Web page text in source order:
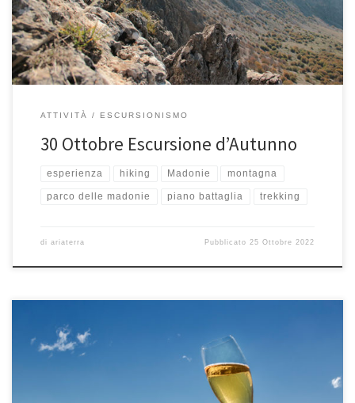
ATTIVITÀ ESCURSIONISMO
30 Ottobre Escursione d’Autunno
esperienza hiking Madonie montagna
parco delle madonie piano battaglia trekking
di ariaterra Pubblicato 25 Ottobre 2022
Dopo i festeggiamenti di Natale, arriva il giorno che chiude l’anno e il